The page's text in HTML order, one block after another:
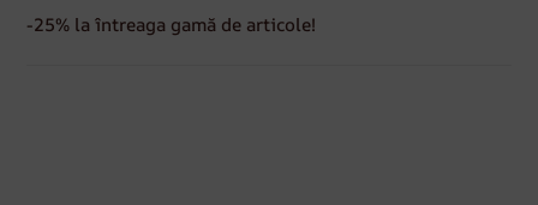
-25% la întreaga gamă de articole!